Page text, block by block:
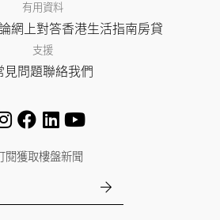
有用資料
網上對答香港生活指南房貸
支援
見問題聯絡我們
閱獲取樓盤新聞